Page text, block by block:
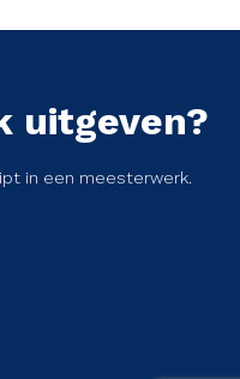
uitgeven?
in een meesterwerk.